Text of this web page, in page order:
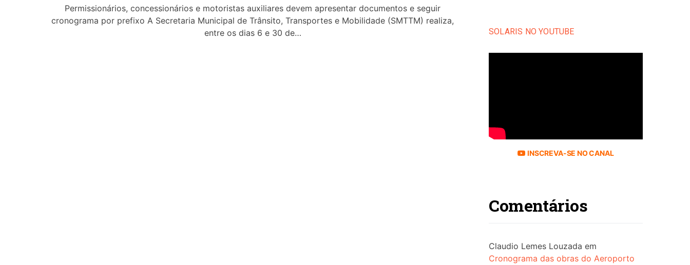
Permissionários, concessionários e motoristas auxiliares devem apresentar documentos e seguir
cronograma por prefixo A Secretaria Municipal de Trânsito, Transportes e Mobilidade (SMTTM) realiza,
entre os dias 6 e 30 de…
SOLARIS NO YOUTUBE
INSCREVA-SE NO CANAL
Comentários
Claudio Lemes Louzada em
Cronograma das obras do Aeroporto